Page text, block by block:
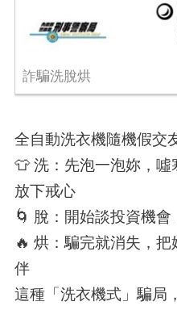
詐騙洗脫烘
全自動洗衣機隨機假交
👕 洗：先泡一泡妳，
放下戒心
🌀 脫：開始談投資機
🔥 烘：騙完就消失，
伴
這種「洗衣機式」騙局